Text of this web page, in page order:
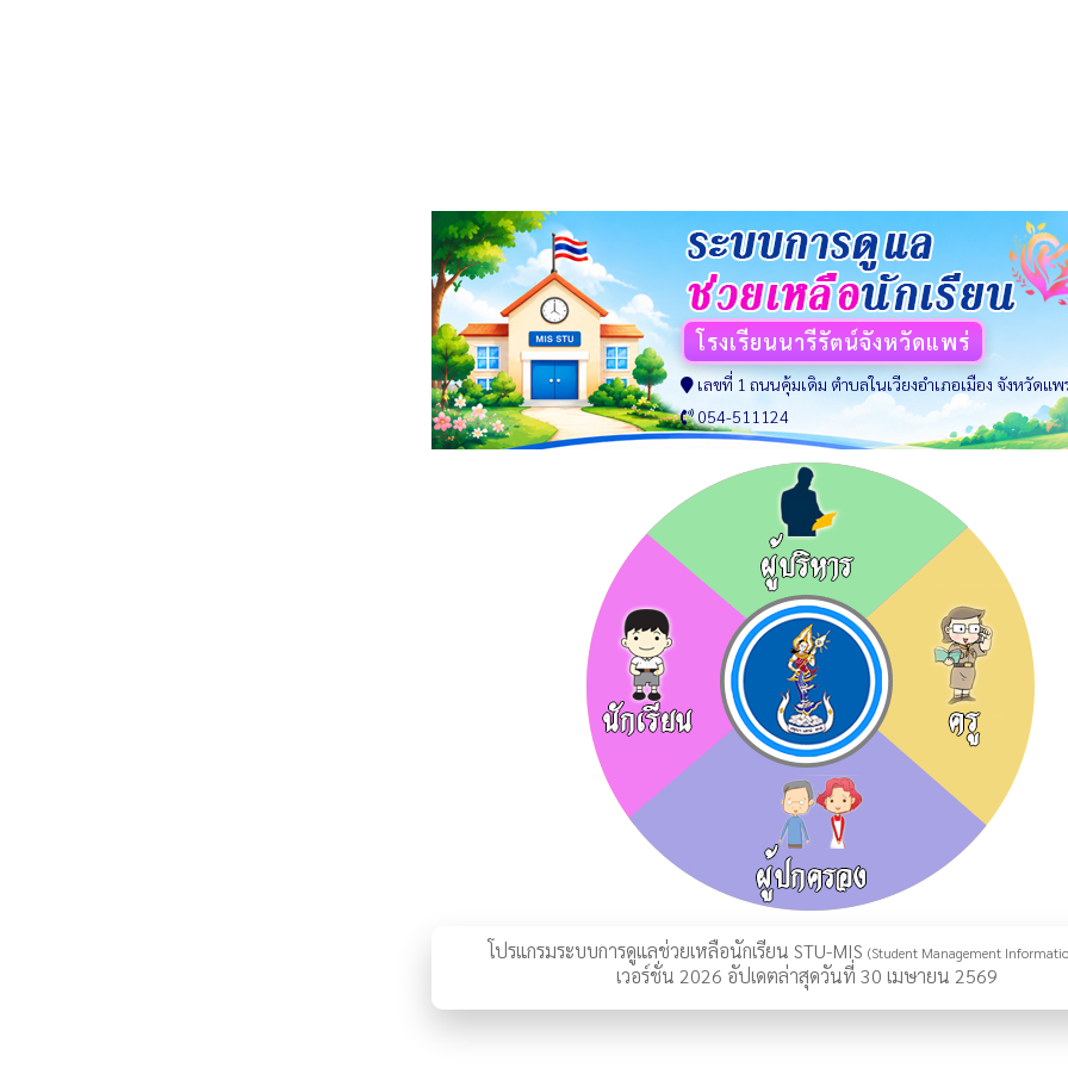
โรงเรียนนารีรัตน์จังหวัดแพร่
เลขที่ 1 ถนนคุ้มเดิม ตำบลในเวียงอำเภอเมือง จังหวัดแพ
054-511124
โปรแกรมระบบการดูแลช่วยเหลือนักเรียน STU-MIS (Student Management
เวอร์ชั่น 2026 อัปเดตล่าสุดวันที่ 30 เมษายน 2569